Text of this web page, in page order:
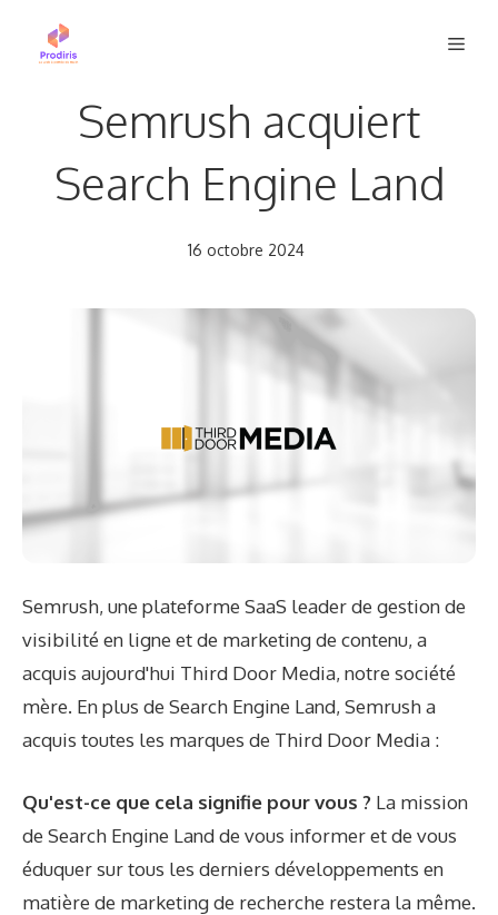
Semrush acquiert
Search Engine Land
16 octobre 2024
Semrush, une plateforme SaaS leader de gestion de
visibilité en ligne et de marketing de contenu, a
acquis aujourd'hui Third Door Media, notre société
mère. En plus de Search Engine Land, Semrush a
acquis toutes les marques de Third Door Media :
Qu'est-ce que cela signifie pour vous ? La mission
de Search Engine Land de vous informer et de vous
éduquer sur tous les derniers développements en
matière de marketing de recherche restera la même.